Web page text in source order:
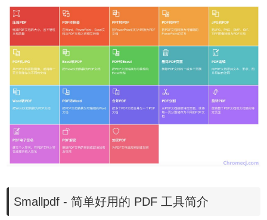
Smallpdf - 简单好用的 PDF 工具简介